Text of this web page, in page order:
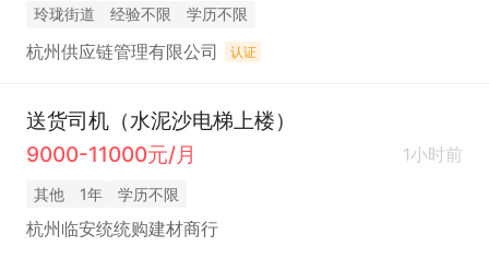
玲珑街道 经验不限 学历不限
杭州供应链管理有限公司 认证
送货司机（水泥沙电梯上楼）
9000-11000元/月
1小时前
其他 1年 学历不限
杭州临安统统购建材商行